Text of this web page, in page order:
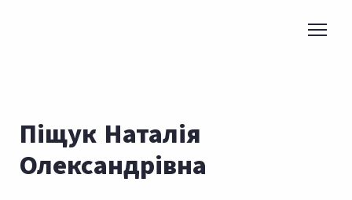
Піщук Наталія
Олександрівна